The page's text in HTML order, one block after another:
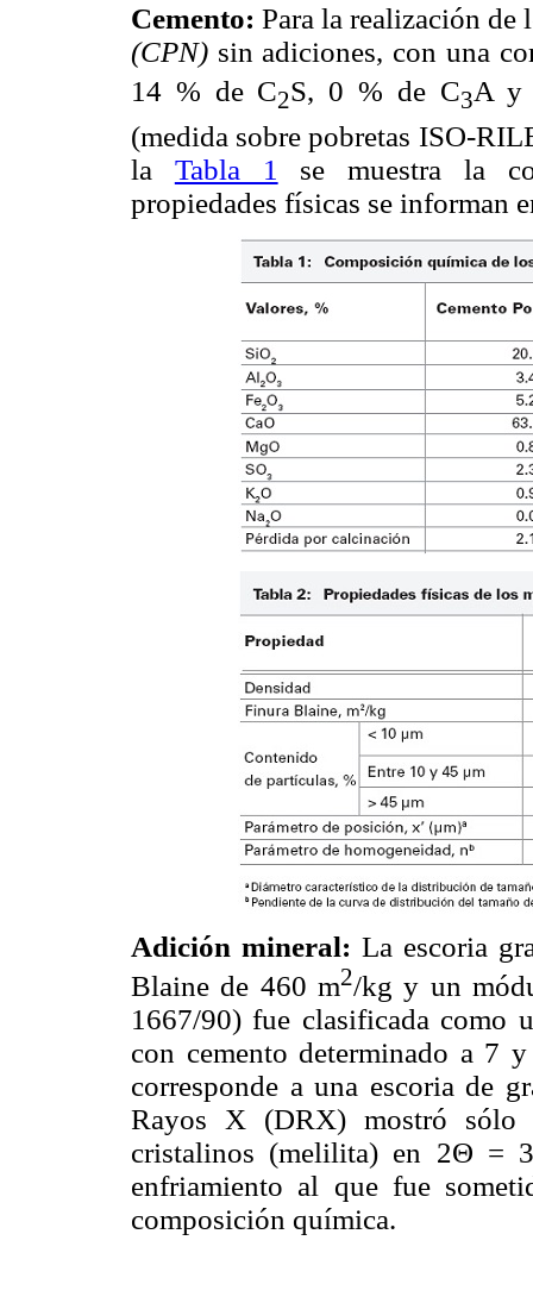
Cemento: Para la realización de
(CPN) sin adiciones, con una
14 % de C2S, 0 % de C3A y
(medida sobre pobretas ISO-
la Tabla 1
se muestra la
propiedades físicas se informan
Adición mineral: La escoria
Blaine de 460 m2/kg y un
1667/90) fue clasificada como
con cemento determinado a 7
corresponde a una escoria de
Rayos X (DRX) mostró sólo
cristalinos (melilita) en 2Θ =
enfriamiento al que fue
composición química.